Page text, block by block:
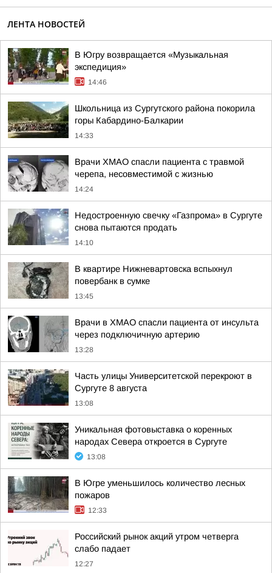
ЛЕНТА НОВОСТЕЙ
В Югру возвращается «Музыкальная
экспедиция»
14:46
Школьница из Сургутского района покорила
горы Кабардино-Балкарии
14:33
Врачи ХМАО спасли пациента с травмой
черепа, несовместимой с жизнью
14:24
Недостроенную свечку «Газпрома» в Сургуте
снова пытаются продать
14:10
В квартире Нижневартовска вспыхнул
повербанк в сумке
13:45
Врачи в ХМАО спасли пациента от инсульта
через подключичную артерию
13:28
Часть улицы Университетской перекроют в
Сургуте 8 августа
13:08
Уникальная фотовыставка о коренных
народах Севера откроется в Сургуте
13:08
В Югре уменьшилось количество лесных
пожаров
12:33
Российский рынок акций утром четверга
слабо падает
12:27